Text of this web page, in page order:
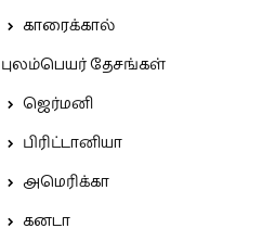
காரைக்கால்
புலம்பெயர் தேசங்கள்
ஜெர்மனி
பிரிட்டானியா
அமெரிக்கா
கனடா